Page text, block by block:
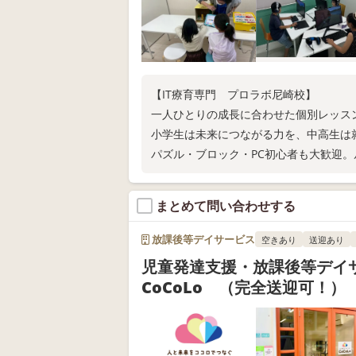
【IT療育専門 プロラボ尼崎校】
一人ひとりの成長に合わせた個別レッ
小学生は未来につながる力を、中高生
パズル・ブロック・PC初心者も大歓迎
まとめて問い合わせする
放課後等デイサービス 空きあり 送迎あり
児童発達支援・放課後等デ
CoCoLo （完全送迎可！）